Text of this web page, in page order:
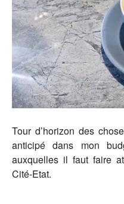
Tour d’horizon des
anticipé dans mon
auxquelles il faut faire
Cité-Etat.